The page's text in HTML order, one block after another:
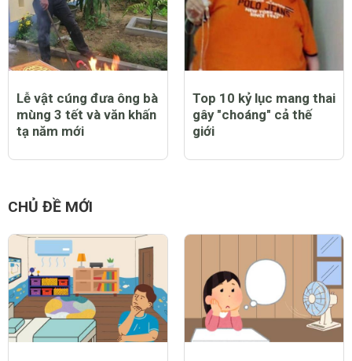
Lễ vật cúng đưa ông bà
mùng 3 tết và văn khấn
tạ năm mới
Top 10 kỷ lục mang thai
gây "choáng" cả thế
giới
CHỦ ĐỀ MỚI